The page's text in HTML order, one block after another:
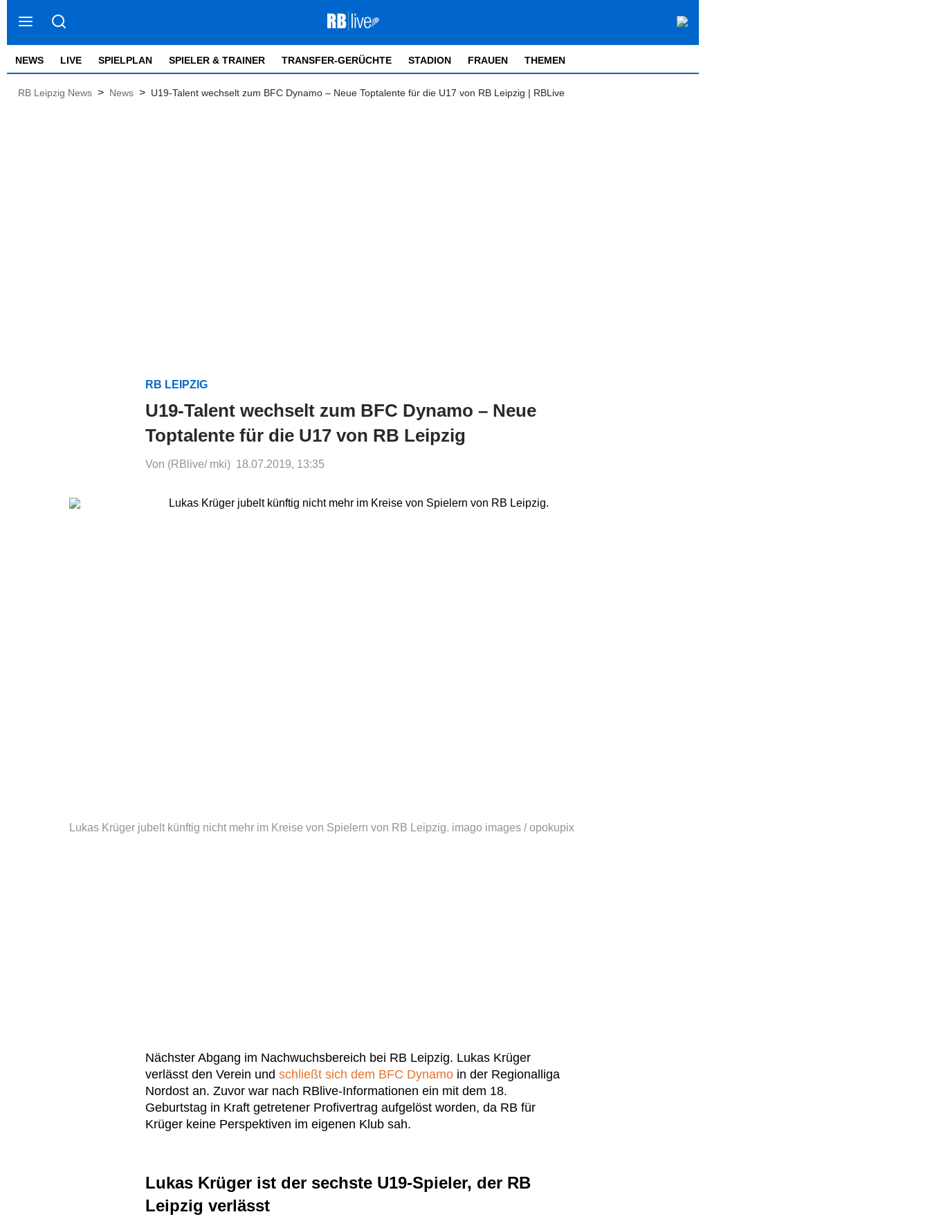
NEWS LIVE SPIELPLAN SPIELER & TRAINER TRANSFER-GERÜCHTE STADION FRAUEN THEMEN
RB Leipzig News > News > U19-Talent wechselt zum BFC Dynamo – Neue Toptalente für die U17 von RB Leipzig | RBLive
RB LEIPZIG
U19-Talent wechselt zum BFC Dynamo – Neue
Toptalente für die U17 von RB Leipzig
Von (RBlive/ mki) 18.07.2019, 13:35
Lukas Krüger jubelt künftig nicht mehr im Kreise von Spielern von RB Leipzig. imago images / opokupix
Nächster Abgang im Nachwuchsbereich bei RB Leipzig. Lukas Krüger
verlässt den Verein und schließt sich dem BFC Dynamo in der Regionalliga
Nordost an. Zuvor war nach RBlive-Informationen ein mit dem 18.
Geburtstag in Kraft getretener Profivertrag aufgelöst worden, da RB für
Krüger keine Perspektiven im eigenen Klub sah.
Lukas Krüger ist der sechste U19-Spieler, der RB
Leipzig verlässt